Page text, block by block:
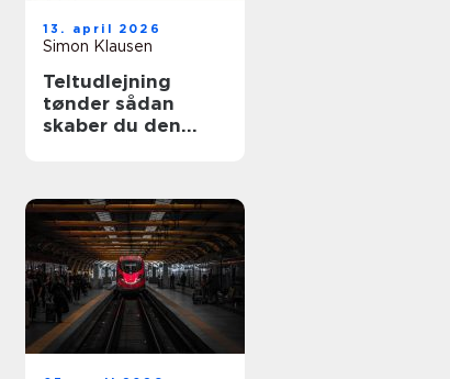
13. april 2026
Simon Klausen
Teltudlejning
tønder sådan
skaber du den